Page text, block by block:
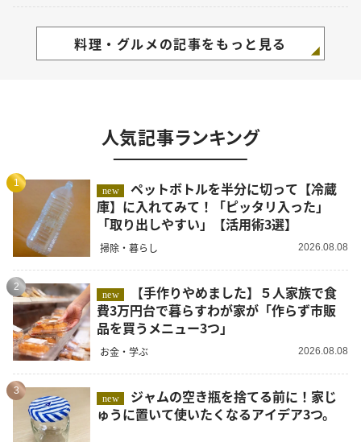
料理・グルメの記事をもっと見る
人気記事ランキング
1
new
ペットボトルを半分に切って【冷蔵
庫】に入れてみて！「ピッタリ入った」
「取り出しやすい」【活用術3選】
掃除・暮らし 2026.08.08
2
new
費3万円台で暮らすわが家が「作らず市販
品を買うメニュー3つ」
お金・学ぶ 2026.08.08
3
new
ゅうに置いて使いたくなるアイデア3つ。